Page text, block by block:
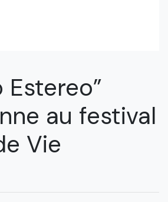
Estereo”
au festival
Vie